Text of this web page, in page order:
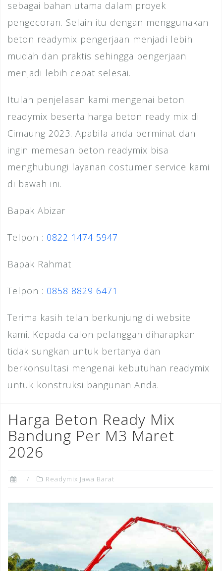
sebagai bahan utama dalam proyek
pengecoran. Selain itu dengan menggunakan
beton readymix pengerjaan menjadi lebih
mudah dan praktis sehingga pengerjaan
menjadi lebih cepat selesai.
Itulah penjelasan kami mengenai beton
readymix beserta harga beton ready mix di
Cimaung 2023. Apabila anda berminat dan
ingin memesan beton readymix bisa
menghubungi layanan costumer service kami
di bawah ini.
Bapak Abizar
Telpon : 0822 1474 5947
Bapak Rahmat
Telpon : 0858 8829 6471
Terima kasih telah berkunjung di website
kami. Kepada calon pelanggan diharapkan
tidak sungkan untuk bertanya dan
berkonsultasi mengenai kebutuhan readymix
untuk konstruksi bangunan Anda.
Harga Beton Ready Mix
Bandung Per M3 Maret
2026
Readymix Jawa Barat